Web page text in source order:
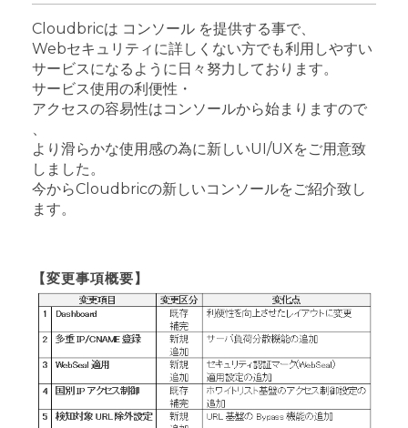
Cloudbricは コンソール を提供する事で、
Webセキュリティに詳しくない方でも利用しやすい
サービスになるように日々努力しております。
サービス使用の利便性・
アクセスの容易性はコンソールから始まりますので
、
より滑らかな使用感の為に新しいUI/UXをご用意致
しました。
今からCloudbricの新しいコンソールをご紹介致し
ます。
【変更事項概要】